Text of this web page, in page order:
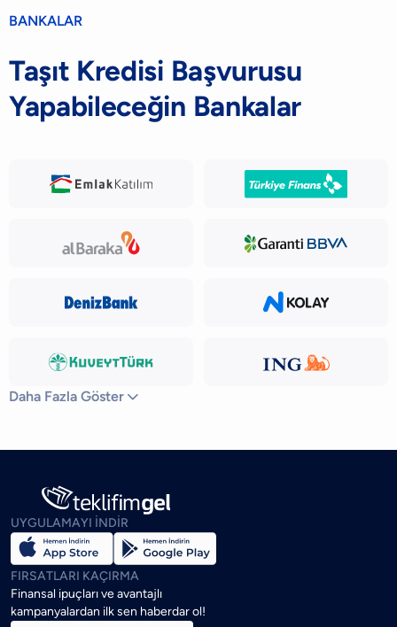
BANKALAR
Taşıt Kredisi Başvurusu
Yapabileceğin Bankalar
Daha Fazla Göster 
UYGULAMAYI İNDİR
FIRSATLARI KAÇIRMA
Finansal ipuçları ve avantajlı
kampanyalardan ilk sen haberdar ol!